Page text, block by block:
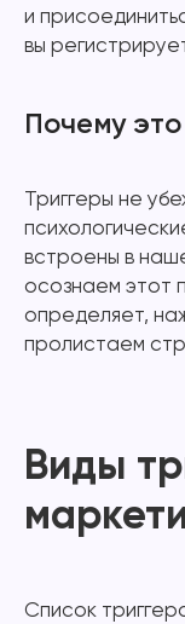
и
вы
Почему
Триггеры не
встроены в
осознаем этот
определяет,
пролистаем
Виды
Список